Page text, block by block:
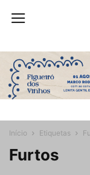
Início Etiquetas
Furtos